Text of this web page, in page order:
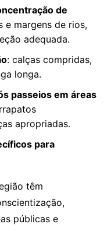
de
e margens de rios,
adequada.
: calças compridas,
longa.
passeios em áreas
apropriadas.
para
têm
públicas e